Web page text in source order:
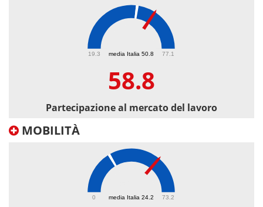
media Italia 50.8
19.3 77.1
58.8
Partecipazione al mercato del lavoro
MOBILITÀ
media Italia 24.2
0 73.2